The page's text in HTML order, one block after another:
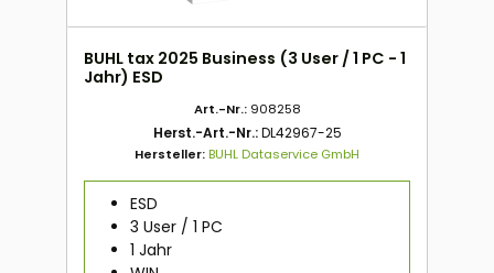
BUHL tax 2025 Business (3 User / 1 PC - 1
Jahr) ESD
Art.-Nr.: 908258
Herst.-Art.-Nr.:DL42967-25
Hersteller:BUHL Dataservice GmbH
ESD
3 User / 1 PC
1 Jahr